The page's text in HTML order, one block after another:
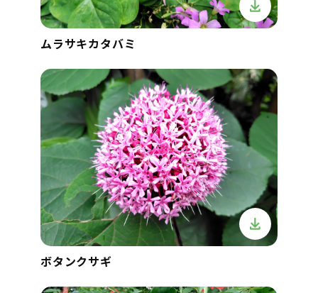
ムラサキカタバミ
ボタンクサギ